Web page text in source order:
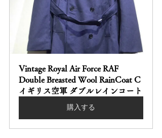
Vintage Royal Air Force RAF
Double Breasted Wool RainCoat C
イギリス空軍 ダブルレインコート
購入する